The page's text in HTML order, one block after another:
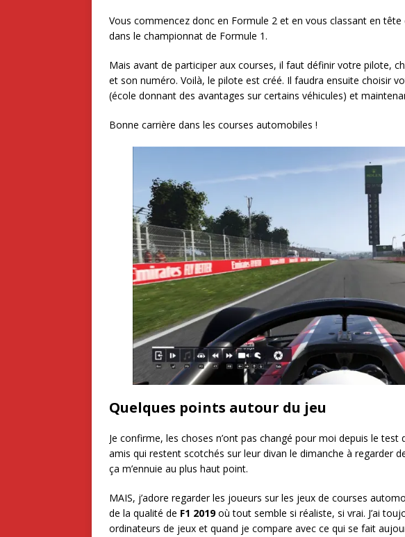
Vous commencez donc en Formule 2 et en vous classant en
dans le championnat de Formule 1.
Mais avant de participer aux courses, il faut définir votre pilote,
et son numéro. Voilà, le pilote est créé. Il faudra ensuite choisir
(école donnant des avantages sur certains véhicules) et
Bonne carrière dans les courses automobiles !
Quelques points autour du jeu
Je confirme, les choses n’ont pas changé pour moi depuis le test
amis qui restent scotchés sur leur divan le dimanche à regarder
ça m’ennuie au plus haut point.
MAIS, j’adore regarder les joueurs sur les jeux de courses
de la qualité de F1 2019où tout semble si réaliste, si vrai. J’ai
ordinateurs de jeux et quand je compare avec ce qui se fait